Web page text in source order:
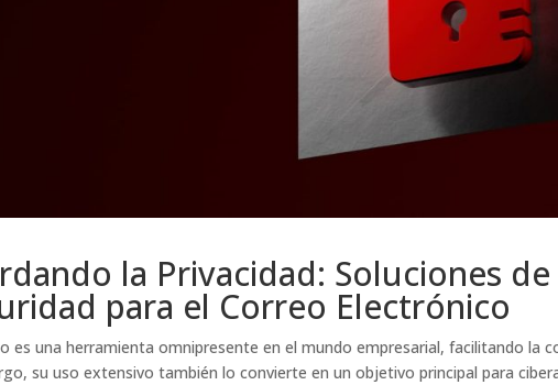
la Privacidad: Soluciones de
para el Correo Electrónico
es una herramienta omnipresente en el mundo empresarial, facilitando la
su uso extensivo también lo convierte en un objetivo principal para